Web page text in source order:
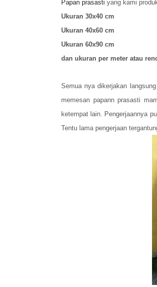
Papan prasasti yang kami
Ukuran 30x40 cm
Ukuran 40x60 cm
Ukuran 60x90 cm
dan ukuran per meter atau
Semua nya dikerjakan
memesan papann prasasti
ketempat lain. Pengerjaannya
Tentu lama pengerjaan